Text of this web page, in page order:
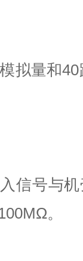
拟量和40
信号与
Ω。